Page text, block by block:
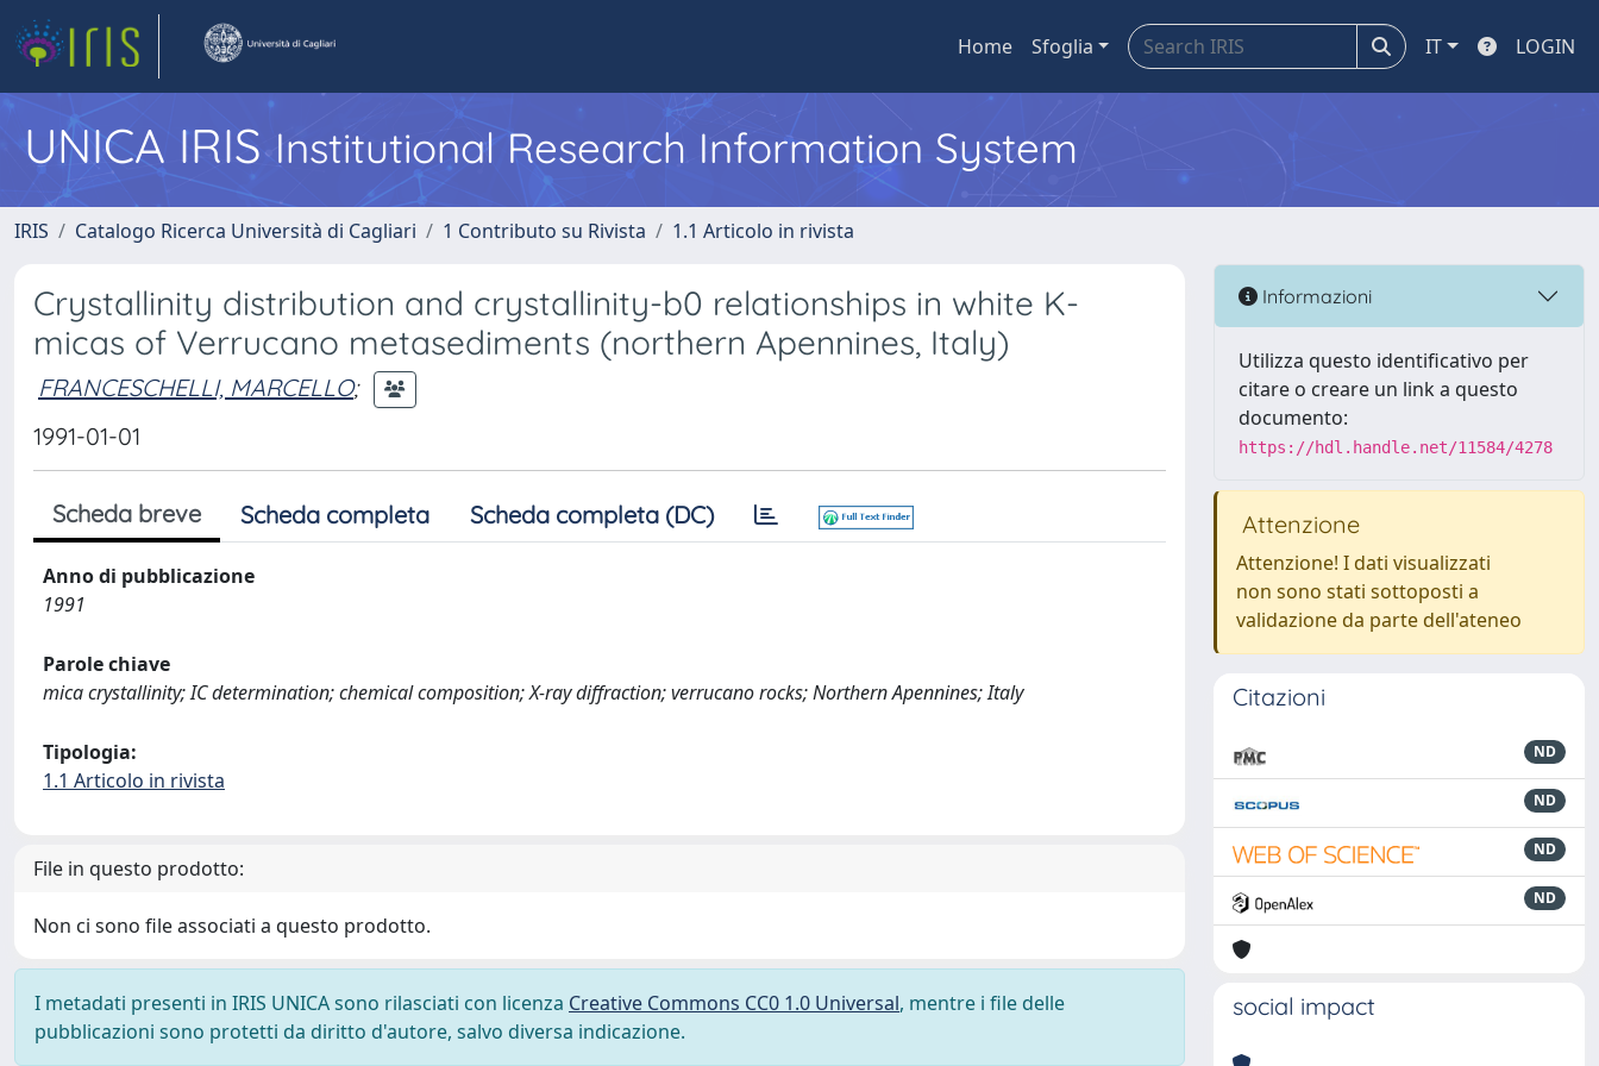
Home Sfoglia IT LOGIN
UNICA IRISInstitutional Research Information System
IRIS Catalogo Ricerca Università di Cagliari 1 Contributo su Rivista 1.1 Articolo in rivista
Crystallinity distribution and crystallinity-b0 relationships in white K-
micas of Verrucano metasediments (northern Apennines, Italy)
FRANCESCHELLI, MARCELLO;
1991-01-01
Scheda breve Scheda completa Scheda completa (DC)
Anno di pubblicazione
1991
Parole chiave
mica crystallinity; IC determination; chemical composition; X-ray diffraction; verrucano rocks; Northern Apennines; Italy
Tipologia:
1.1 Articolo in rivista
File in questo prodotto:
Non ci sono file associati a questo prodotto.
I metadati presenti in IRIS UNICA sono rilasciati con licenza Creative Commons CC0 1.0 Universal, mentre i file delle
pubblicazioni sono protetti da diritto d'autore, salvo diversa indicazione.
Informazioni
Utilizza questo identificativo per
citare o creare un link a questo
documento:
https://hdl.handle.net/11584/4278
Attenzione
Attenzione! I dati visualizzati
non sono stati sottoposti a
validazione da parte dell'ateneo
Citazioni
ND
ND
ND
ND
social impact